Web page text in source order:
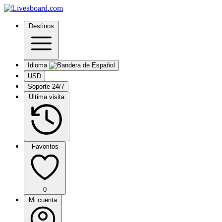
Destinos
Idioma
USD
Soporte 24/7
Última visita
Favoritos
0
Mi cuenta